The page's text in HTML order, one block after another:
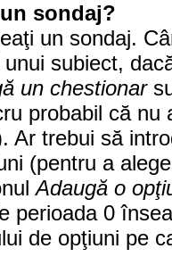
sondaj?
un sondaj.
subiect,
un chestionar
probabil că nu
Ar trebui să
(pentru a
Adaugă o
perioada 0
de opţiuni pe